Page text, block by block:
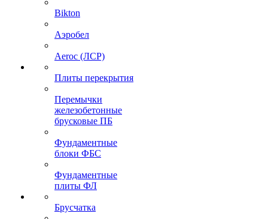
Bikton
Аэробел
Aeroc (ЛСР)
Плиты перекрытия
Перемычки
железобетонные
брусковые ПБ
Фундаментные
блоки ФБС
Фундаментные
плиты ФЛ
Брусчатка